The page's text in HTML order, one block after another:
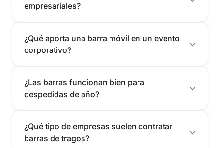
empresariales?
¿Qué aporta una barra móvil en un evento
corporativo?
¿Las barras funcionan bien para
despedidas de año?
¿Qué tipo de empresas suelen contratar
barras de tragos?